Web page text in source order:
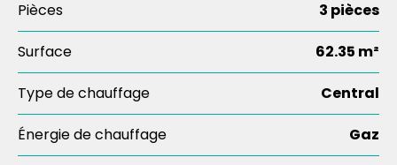
Pièces 3 pièces
Surface 62.35 m²
Type de chauffage Central
Énergie de chauffage Gaz